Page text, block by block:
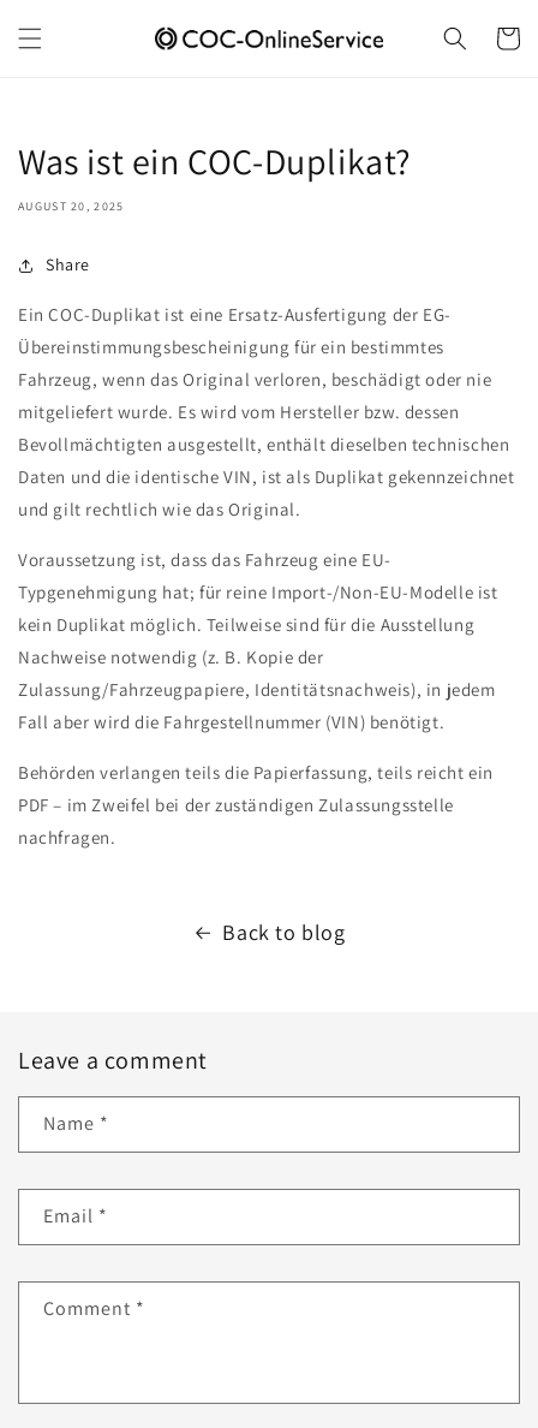
content
Cart
Was ist ein COC-Duplikat?
AUGUST 20, 2025
Share
Ein COC-Duplikat ist eine Ersatz-Ausfertigung der EG-
Übereinstimmungsbescheinigung für ein bestimmtes
Fahrzeug, wenn das Original verloren, beschädigt oder nie
mitgeliefert wurde. Es wird vom Hersteller bzw. dessen
Bevollmächtigten ausgestellt, enthält dieselben technischen
Daten und die identische VIN, ist als Duplikat gekennzeichnet
und gilt rechtlich wie das Original.
Voraussetzung ist, dass das Fahrzeug eine EU-
Typgenehmigung hat; für reine Import-/Non-EU-Modelle ist
kein Duplikat möglich. Teilweise sind für die Ausstellung
Nachweise notwendig (z. B. Kopie der
Zulassung/Fahrzeugpapiere, Identitätsnachweis), in jedem
Fall aber wird die Fahrgestellnummer (VIN) benötigt.
Behörden verlangen teils die Papierfassung, teils reicht ein
PDF – im Zweifel bei der zuständigen Zulassungsstelle
nachfragen.
Back to blog
Leave a comment
Name *
Email *
Comment *